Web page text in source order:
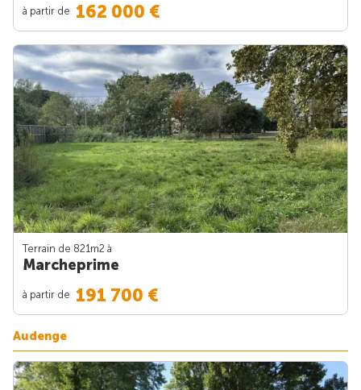
à partir de 162 000 €
Terrain de 821m2 à
Marcheprime
à partir de 191 700 €
Audenge